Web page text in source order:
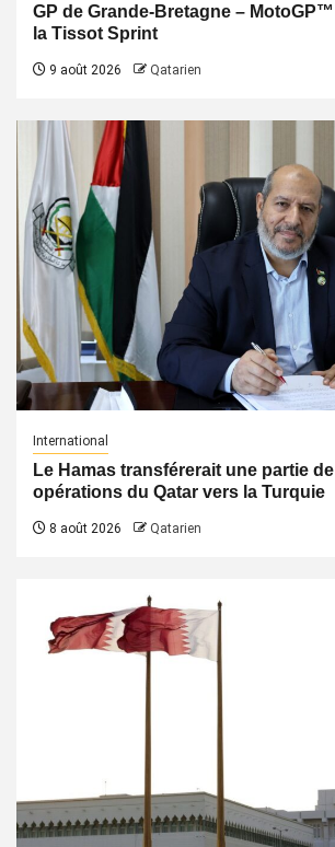
GP de Grande-Bretagne –
la Tissot Sprint
9 août 2026 Qatarien
International
Le Hamas transférerait une partie
opérations du Qatar vers la Turquie
8 août 2026 Qatarien